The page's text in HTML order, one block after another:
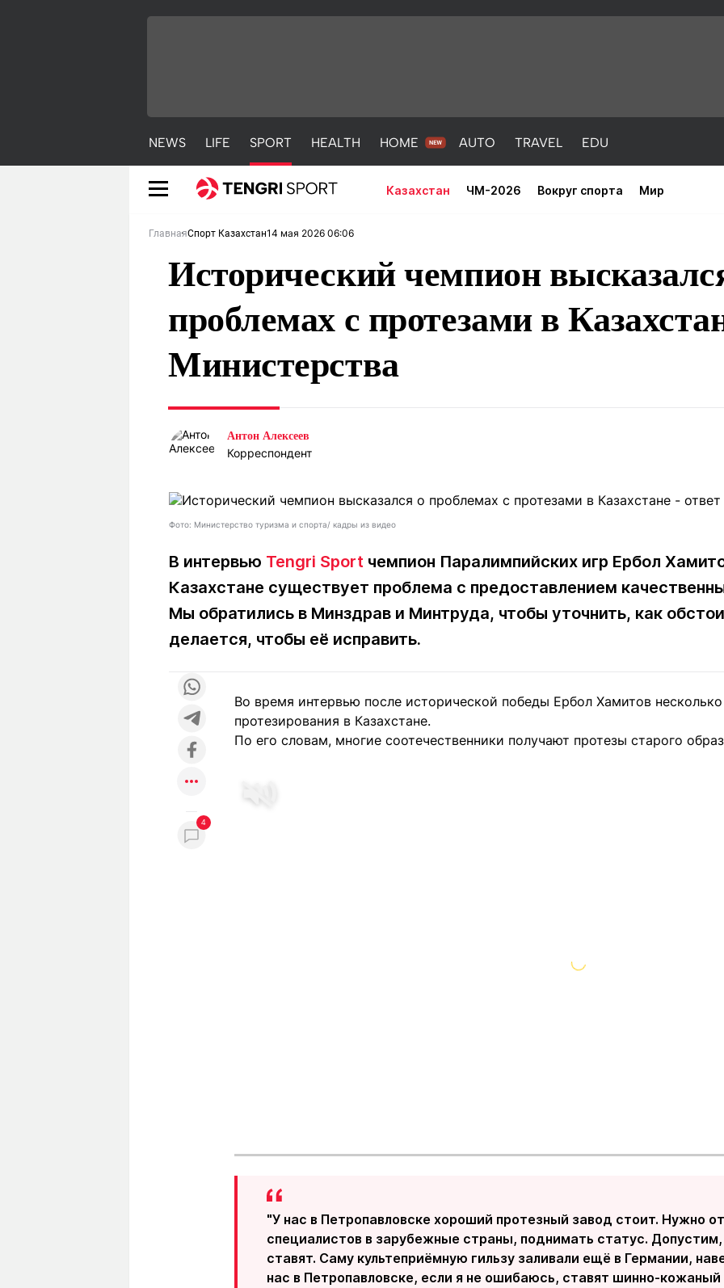
NEWS LIFE SPORT HEALTH HOME AUTO TRAVEL EDU
Казахстан ЧМ-2026 Вокруг спорта Мир
Новости
Статьи
Рейтинги
Выгодно
Вокруг спорта
HOME
Редакция
+7 (777) 001 44 99
Реклама
+7 (700) 3 888 188
ГлавнаяСпорт Казахстан14 мая 2026 06:06
Исторический чемпион
проблемах с протезами в
Министерства
Антон Алексеев
Корреспондент
Фото: Министерство туризма и спорта/ кадры из видео
В интервью Tengri Sport чемпион Паралимпийских игр Ербол
Казахстане существует проблема с предоставлением
Мы обратились в Минздрав и Минтруда, чтобы уточнить, как
делается, чтобы её исправить.
4
Во время интервью после исторической победы Ербол Хамитов
протезирования в Казахстане.
По его словам, многие соотечественники получают протезы старого
"У нас в Петропавловске хороший протезный завод стоит. Нужно
специалистов в зарубежные страны, поднимать статус.
ставят. Саму культеприёмную гильзу заливали ещё в Германии,
нас в Петропавловске, если я не ошибаюсь, ставят шинно-